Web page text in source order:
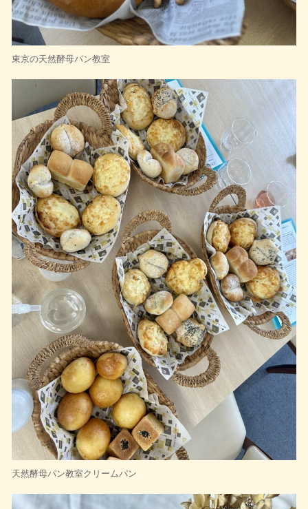
東京の天然酵母パン教室
天然酵母パン教室クリームパン